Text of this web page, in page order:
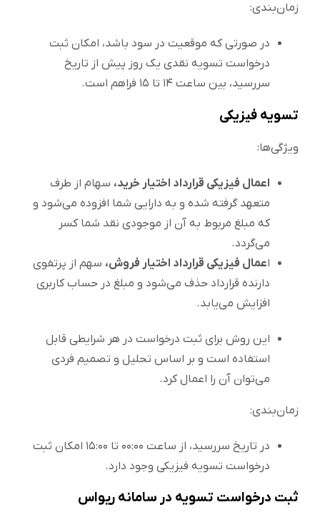
زمان‌بندی:
در صورتی که موقعیت در سود باشد، امکان ثبت
درخواست تسویه نقدی یک روز پیش از تاریخ
سررسید، بین ساعت ۱۴ تا ۱۵ فراهم است.
تسویه فیزیکی
ویژگی‌ها:
اعمال فیزیکی قرارداد اختیار خرید، سهام از طرف
متعهد گرفته شده و به دارایی شما افزوده می‌شود و
که مبلغ مربوط به آن از موجودی نقد شما کسر
می‌گردد.
اعمال فیزیکی قرارداد اختیار فروش، سهم از پرتفوی
دارنده قرارداد حذف می‌شود و مبلغ در حساب کاربری
افزایش می‌یابد.
این روش برای ثبت درخواست در هر شرایطی قابل
استفاده است و بر اساس تحلیل و تصمیم فردی
می‌توان آن را اعمال کرد.
زمان‌بندی:
در تاریخ سررسید، از ساعت ۰۰:۰۰ تا ۱۵:۰۰ امکان ثبت
درخواست تسویه فیزیکی وجود دارد.
ثبت درخواست تسویه در سامانه ریواس